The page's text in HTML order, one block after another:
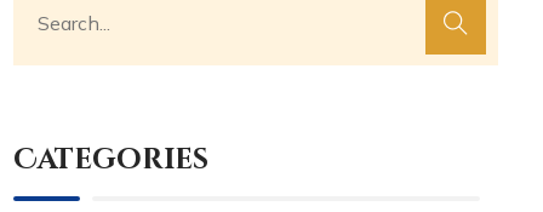
Categories